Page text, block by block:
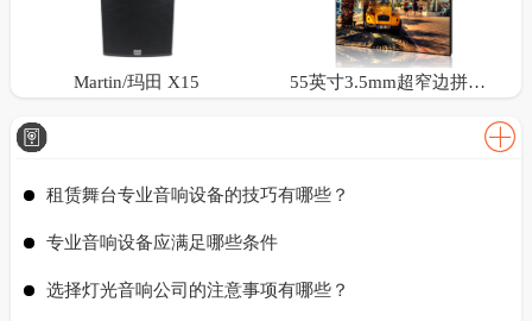
Martin/玛田 X15 55英寸3.5mm超窄边拼接屏
租赁舞台专业音响设备的技巧有哪些？
专业音响设备应满足哪些条件
选择灯光音响公司的注意事项有哪些？